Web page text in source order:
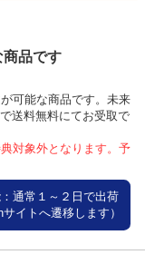
品です
可能な商品です。未来
送料無料にてお受取で
対象外となります。予
通常１～２日で出荷
サイトへ遷移します）